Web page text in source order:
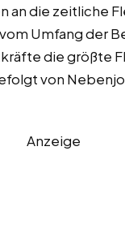
an die zeitliche
Umfang der
die größte
von
Anzeige